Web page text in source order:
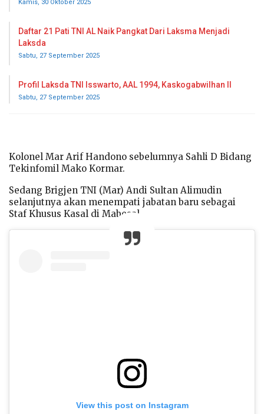
Kamis, 30 Oktober 2025
Daftar 21 Pati TNI AL Naik Pangkat Dari Laksma Menjadi
Laksda
Sabtu, 27 September 2025
Profil Laksda TNI Isswarto, AAL 1994, Kaskogabwilhan II
Sabtu, 27 September 2025
Kolonel Mar Arif Handono sebelumnya Sahli D Bidang
Tekinfomil Mako Kormar.
Sedang Brigjen TNI (Mar) Andi Sultan Alimudin
selanjutnya akan menempati jabatan baru sebagai
Staf Khusus Kasal di Mabesal.
View this post on Instagram